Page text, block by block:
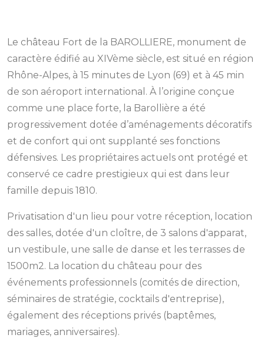
Le château Fort de la BAROLLIERE, monument de
caractère édifié au XIVème siècle, est situé en région
Rhône-Alpes, à 15 minutes de Lyon (69) et à 45 min
de son aéroport international. À l’origine conçue
comme une place forte, la Barollière a été
progressivement dotée d’aménagements décoratifs
et de confort qui ont supplanté ses fonctions
défensives. Les propriétaires actuels ont protégé et
conservé ce cadre prestigieux qui est dans leur
famille depuis 1810.
Privatisation d'un lieu pour votre réception, location
des salles, dotée d'un cloître, de 3 salons d'apparat,
un vestibule, une salle de danse et les terrasses de
1500m2. La location du château pour des
événements professionnels (comités de direction,
séminaires de stratégie, cocktails d'entreprise),
également des réceptions privés (baptêmes,
mariages, anniversaires).